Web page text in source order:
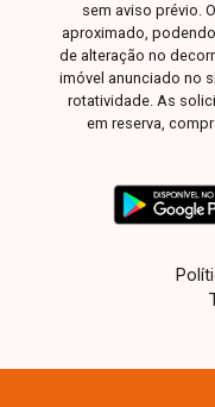
sem aviso prévio.
aproximado,
de alteração no
imóvel anunciado no
rotatividade. As
em reserva,